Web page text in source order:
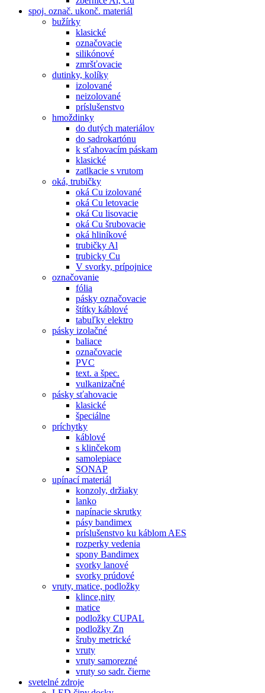
spoj. označ. ukonč. materiál
bužírky
klasické
označovacie
silikónové
zmršťovacie
dutinky, kolíky
izolované
neizolované
príslušenstvo
hmoždinky
do dutých materiálov
do sadrokartónu
k sťahovacím páskam
klasické
zatlkacie s vrutom
oká, trubičky
oká Cu izolované
oká Cu letovacie
oká Cu lisovacie
oká Cu šrubovacie
oká hliníkové
trubičky Al
trubicky Cu
V svorky, prípojnice
označovanie
fólia
pásky označovacie
štítky káblové
tabuľky elektro
pásky izolačné
baliace
označovacie
PVC
text. a špec.
vulkanizačné
pásky sťahovacie
klasické
špeciálne
príchytky
káblové
s klinčekom
samolepiace
SONAP
upínací materiál
konzoly, držiaky
lanko
napínacie skrutky
pásy bandimex
príslušenstvo ku káblom AES
rozperky vedenia
spony Bandimex
svorky lanové
svorky prúdové
vruty, matice, podložky
klince,nity
matice
podložky CUPAL
podložky Zn
šruby metrické
vruty
vruty samorezné
vruty so sadr. čierne
svetelné zdroje